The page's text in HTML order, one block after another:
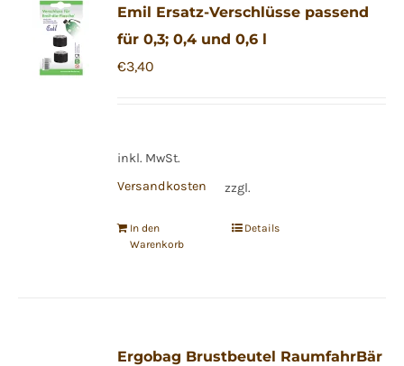
Emil Ersatz-Verschlüsse passend
für 0,3; 0,4 und 0,6 l
€3,40
inkl. MwSt.
zzgl.
Versandkosten
In den
Warenkorb
Details
Ergobag Brustbeutel RaumfahrBär